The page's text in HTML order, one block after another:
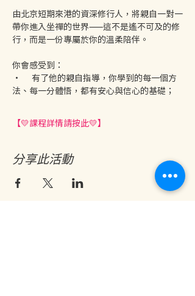
由北京短期來港的資深修行人，將親自一對一
帶你進入坐禪的世界——這不是遙不可及的修
行，而是一份專屬於你的溫柔陪伴。
你會感受到：
·      有了他的親自指導，你學到的每一個方
法、每一分體悟，都有安心與信心的基礎；
【💛課程詳情請按此💛】
分享此活動